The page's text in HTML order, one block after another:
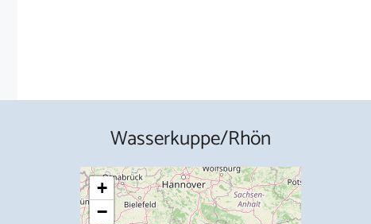
Wasserkuppe/Rhön
+
−